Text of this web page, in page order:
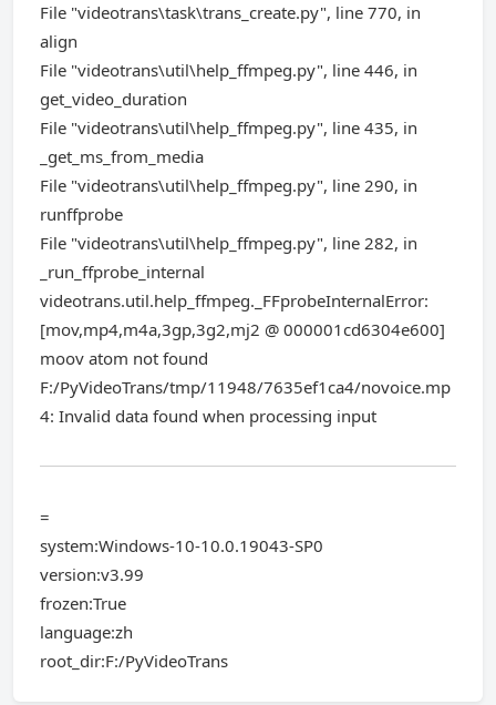
File "videotrans\task\trans_create.py", line 770, in
align
File "videotrans\util\help_ffmpeg.py", line 446, in
get_video_duration
File "videotrans\util\help_ffmpeg.py", line 435, in
_get_ms_from_media
File "videotrans\util\help_ffmpeg.py", line 290, in
runffprobe
File "videotrans\util\help_ffmpeg.py", line 282, in
_run_ffprobe_internal
videotrans.util.help_ffmpeg._FFprobeInternalError:
[mov,mp4,m4a,3gp,3g2,mj2 @ 000001cd6304e600]
moov atom not found
F:/PyVideoTrans/tmp/11948/7635ef1ca4/novoice.mp
4: Invalid data found when processing input
=
system:Windows-10-10.0.19043-SP0
version:v3.99
frozen:True
language:zh
root_dir:F:/PyVideoTrans